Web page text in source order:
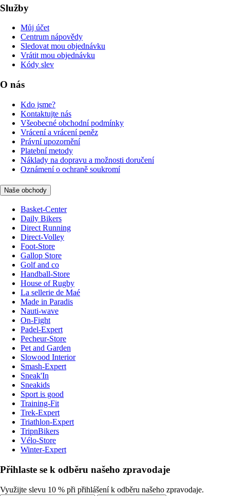
Služby
Můj účet
Centrum nápovědy
Sledovat mou objednávku
Vrátit mou objednávku
Kódy slev
O nás
Kdo jsme?
Kontaktujte nás
Všeobecné obchodní podmínky
Vrácení a vrácení peněz
Právní upozornění
Platební metody
Náklady na dopravu a možnosti doručení
Oznámení o ochraně soukromí
Naše obchody
Basket-Center
Daily Bikers
Direct Running
Direct-Volley
Foot-Store
Gallop Store
Golf and co
Handball-Store
House of Rugby
La sellerie de Maé
Made in Paradis
Nauti-wave
On-Fight
Padel-Expert
Pecheur-Store
Pet and Garden
Slowood Interior
Smash-Expert
Sneak'In
Sneakids
Sport is good
Training-Fit
Trek-Expert
Triathlon-Expert
TripnBikers
Vélo-Store
Winter-Expert
Přihlaste se k odběru našeho zpravodaje
Využijte slevu 10 % při přihlášení k odběru našeho zpravodaje.